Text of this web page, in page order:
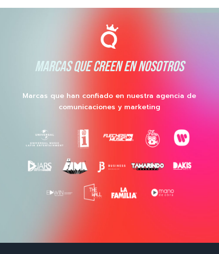
MARCAS QUE CREEN EN NOSOTROS
Marcas que han confiado en nuestra agencia de
comunicaciones y marketing